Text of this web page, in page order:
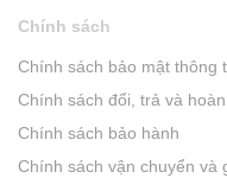
Chính sách
Chính sách bảo mật thông
Chính sách đổi, trả và
Chính sách bảo hành
Chính sách vận chuyển và